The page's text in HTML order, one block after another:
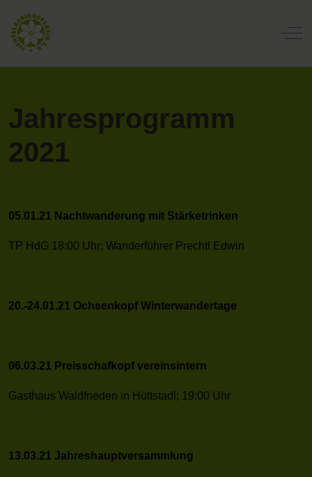
Off-
Jahresprogramm
2021
05.01.21 Nachtwanderung mit Stärketrinken
TP HdG 18:00 Uhr; Wanderführer Prechtl Edwin
20.-24.01.21 Ochsenkopf Winterwandertage
06.03.21 Preisschafkopf vereinsintern
Gasthaus Waldfrieden in Hüttstadl; 19:00 Uhr
13.03.21 Jahreshauptversammlung